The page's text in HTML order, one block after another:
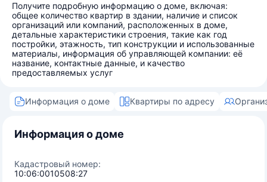
Получите подробную информацию о доме, включая:
общее количество квартир в здании, наличие и список
организаций или компаний, расположенных в доме,
детальные характеристики строения, такие как год
постройки, этажность, тип конструкции и использованные
материалы, информация об управляющей компании: её
название, контактные данные, и качество
предоставляемых услуг
Информация о доме Квартиры по адресу
Информация о доме
Кадастровый номер:
10:06:0010508:27